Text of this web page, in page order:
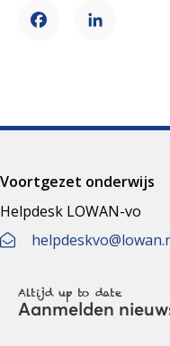
FacebookLinkedIn
Voortgezet onderwijs
Helpdesk LOWAN-vo
Altijd up to date
Aanmelden